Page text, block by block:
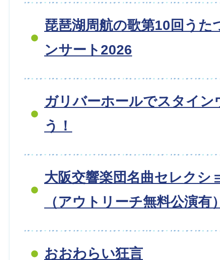
琵琶湖周航の歌第10回うた
ンサート2026
ガリバーホールでスタイン
う！
大阪交響楽団名曲セレクシ
（アウトリーチ無料公演有
おおわらい狂言